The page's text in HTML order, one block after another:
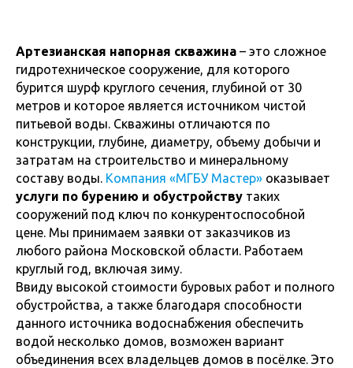
Артезианская напорная скважина – это сложное
гидротехническое сооружение, для которого
бурится шурф круглого сечения, глубиной от 30
метров и которое является источником чистой
питьевой воды. Скважины отличаются по
конструкции, глубине, диаметру, объему добычи и
затратам на строительство и минеральному
составу воды. Компания «МГБУ Мастер» оказывает
услуги по бурению и обустройству таких
сооружений под ключ по конкурентоспособной
цене. Мы принимаем заявки от заказчиков из
любого района Московской области. Работаем
круглый год, включая зиму.
Ввиду высокой стоимости буровых работ и полного
обустройства, а также благодаря способности
данного источника водоснабжения обеспечить
водой несколько домов, возможен вариант
объединения всех владельцев домов в посёлке. Это